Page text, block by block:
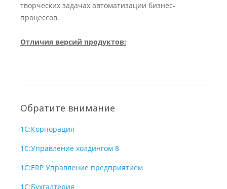
творческих задачах автоматизации бизнес-
процессов.
Отличия версий продуктов:
Обратите внимание
1С:Корпорация
1С:Управление холдингом 8
1С:ERP Управление предприятием
1С:Бухгалтерия